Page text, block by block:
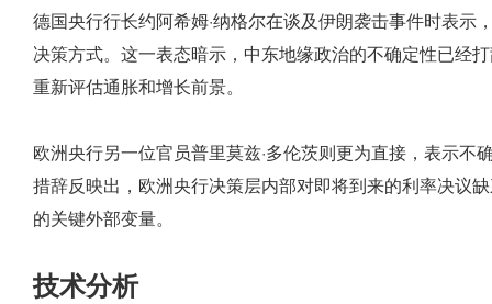
德国央行行长约阿希姆·纳格尔在谈及伊朗袭击事件时表示
决策方式。这一表态暗示，中东地缘政治的不确定性已经
重新评估通胀和增长前景。
欧洲央行另一位官员普里莫兹·多伦茨则更为直接，表示不
措辞反映出，欧洲央行决策层内部对即将到来的利率决议
的关键外部变量。
技术分析